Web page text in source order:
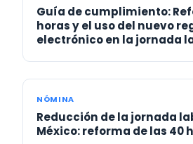
Guía de cumplimiento:
horas y el uso del nuevo
electrónico en la jornada
NÓMINA
Reducción de la jornada
México: reforma de las 40